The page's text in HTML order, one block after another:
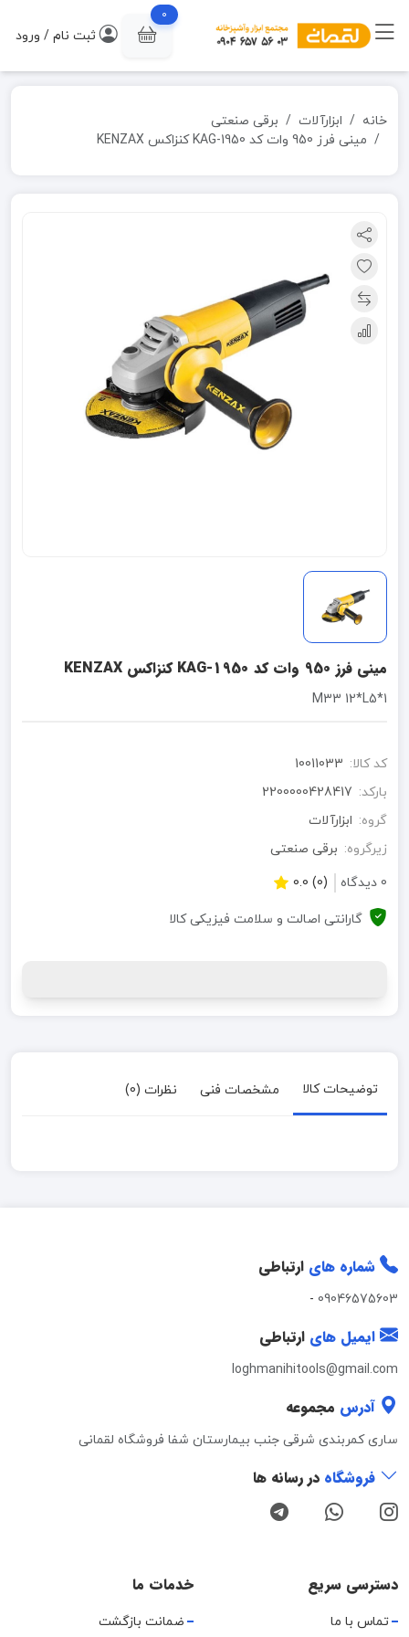
0
ثبت نام / ورود
خانه ابزارآلات
برقی صنعتی
مینی فرز 950 وات کد KAG-1950 کنزاکس KENZAX
مینی فرز 950 وات کد KAG-1950 کنزاکس KENZAX
1*M33 12*L5
کد کالا: 10011033
بارکد: 2200000428417
گروه: ابزارآلات
زیرگروه: برقی صنعتی
0 دیدگاه
(0) 0.0
گارانتی اصالت و سلامت فیزیکی کالا
توضیحات کالا مشخصات فنی نظرات (0)
شماره های ارتباطی
09046575603
-
ایمیل های ارتباطی
loghmanihitools@gmail.com
آدرس مجموعه
ساری کمربندی شرقی جنب بیمارستان شفا فروشگاه لقمانی
فروشگاه در رسانه ها
دسترسی سریع
تماس با ما
خدمات ما
ضمانت بازگشت